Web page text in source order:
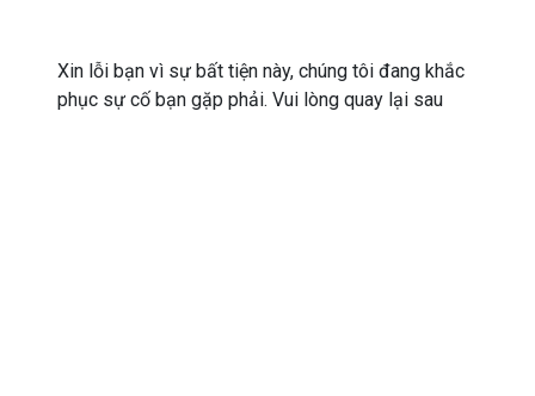
Xin lỗi bạn vì sự bất tiện này, chúng tôi đang khắc
phục sự cố bạn gặp phải. Vui lòng quay lại sau